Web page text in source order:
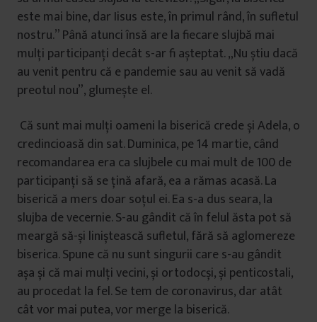
este mai bine, dar Iisus este, în primul rând, în sufletul
nostru.” Până atunci însă are la fiecare slujbă mai
mulți participanți decât s-ar fi așteptat. „Nu știu dacă
au venit pentru că e pandemie sau au venit să vadă
preotul nou”, glumește el.
Că sunt mai mulți oameni la biserică crede și Adela, o
credincioasă din sat. Duminica, pe 14 martie, când
recomandarea era ca slujbele cu mai mult de 100 de
participanți să se țină afară, ea a rămas acasă. La
biserică a mers doar soțul ei. Ea s-a dus seara, la
slujba de vecernie. S-au gândit că în felul ăsta pot să
meargă să-și liniștească sufletul, fără să aglomereze
biserica. Spune că nu sunt singurii care s-au gândit
așa și că mai mulți vecini, și ortodocși, și penticostali,
au procedat la fel. Se tem de coronavirus, dar atât
cât vor mai putea, vor merge la biserică.